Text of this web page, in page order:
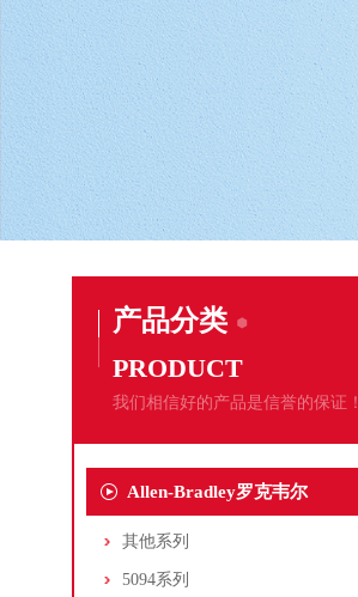
产品分类
PRODUCT
我们相信好的产品是信誉的保证！
Allen-Bradley罗克韦尔
其他系列
5094系列